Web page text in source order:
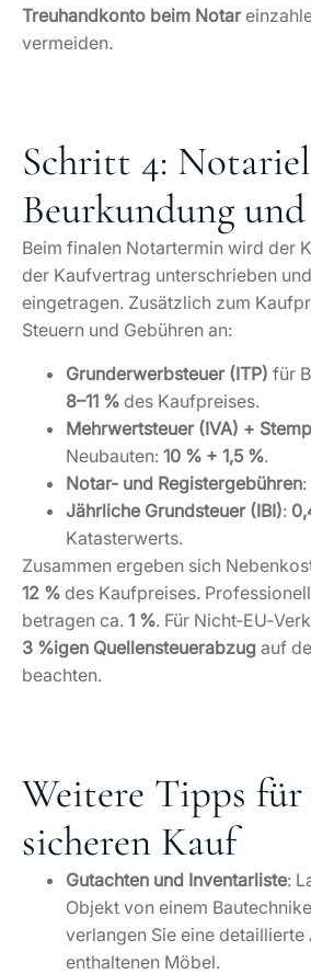
Treuhandkonto beim Notar
vermeiden.
Schritt 4:
Beurkundung
Beim finalen Notartermin wird der
der Kaufvertrag unterschrieben
eingetragen. Zusätzlich zum
Steuern und Gebühren an:
Grunderwerbsteuer (ITP) für
8–11 % des Kaufpreises.
Mehrwertsteuer (IVA) +
Neubauten: 10 % + 1,5 %.
Notar- und Registergebühren
Jährliche Grundsteuer (IBI):
Katasterwerts.
Zusammen ergeben sich
12 % des Kaufpreises.
betragen ca. 1 %. Für
3 %igen Quellensteuerabzug auf
beachten.
Weitere Tipps für
sicheren Kauf
Gutachten und Inventarliste:
Objekt von einem
verlangen Sie eine
enthaltenen Möbel.